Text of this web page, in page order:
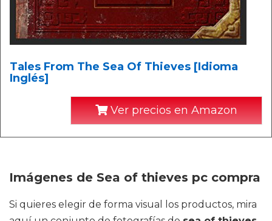
Tales From The Sea Of Thieves [Idioma
Inglés]
Ver precios en Amazon
Imágenes de Sea of thieves pc compra
Si quieres elegir de forma visual los productos, mira